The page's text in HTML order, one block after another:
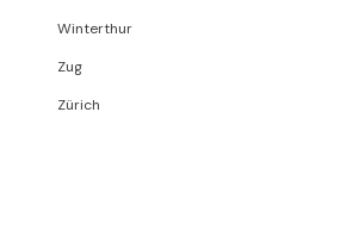
Winterthur
Zug
Zürich